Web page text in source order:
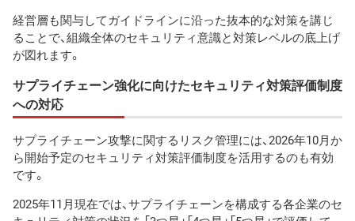
経営層も関与してガイドラインに沿った抜本的な対策を講じ
ることで、組織全体のセキュリティ意識と対策レベルの底上げ
が図れます。
サプライチェーン強化に向けたセキュリティ対策評価制度
への対応
サプライチェーン攻撃に関するリスク管理には、2026年10月か
ら開始予定のセキュリティ対策評価制度を活用するのも有効
です。
2025年11月現在では、サプライチェーンを構成する各企業のセ